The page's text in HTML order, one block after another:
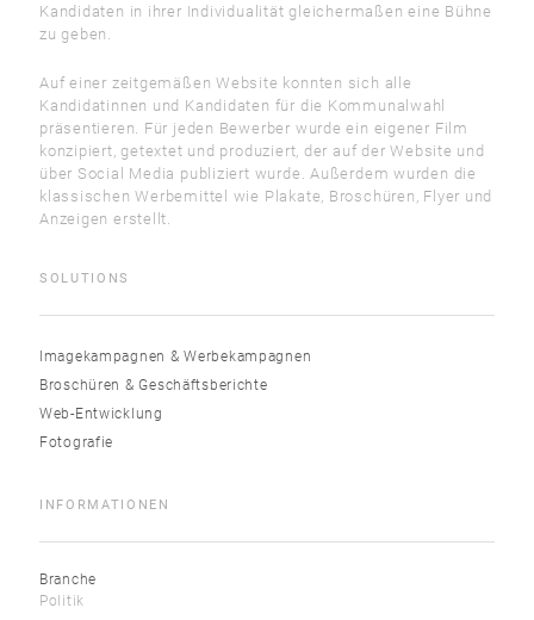
Kandidaten in ihrer Individualität gleichermaßen eine Bühne
zu geben.
Auf einer zeitgemäßen Website konnten sich alle
Kandidatinnen und Kandidaten für die Kommunalwahl
präsentieren. Für jeden Bewerber wurde ein eigener Film
konzipiert, getextet und produziert, der auf der Website und
über Social Media publiziert wurde. Außerdem wurden die
klassischen Werbemittel wie Plakate, Broschüren, Flyer und
Anzeigen erstellt.
SOLUTIONS
Imagekampagnen & Werbekampagnen
Broschüren & Geschäftsberichte
Web-Entwicklung
Fotografie
INFORMATIONEN
Branche
Politik